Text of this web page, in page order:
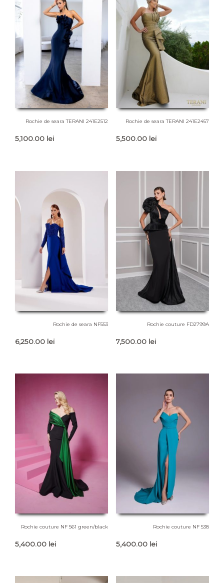
Rochie de seara TERANI 241E2512
5,100.00 lei
Rochie de seara TERANI 241E2457
5,500.00 lei
Rochie de seara NF553
6,250.00 lei
Rochie couture FD2799A
7,500.00 lei
Rochie couture NF 561 green/black
5,400.00 lei
Rochie couture NF 538
5,400.00 lei